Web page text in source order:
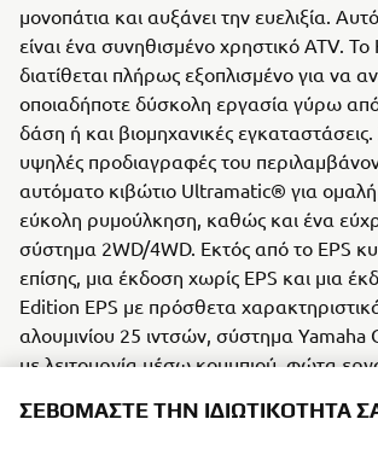
μονοπάτια και αυξάνει την ευελιξία.
είναι ένα συνηθισμένο χρηστικό ATV.
διατίθεται πλήρως εξοπλισμένο για να
οποιαδήποτε δύσκολη εργασία γύρω
δάση ή και βιομηχανικές εγκαταστάσεις.
υψηλές προδιαγραφές του
αυτόματο κιβώτιο Ultramatic® για ομαλή
εύκολη ρυμούλκηση, καθώς και ένα
σύστημα 2WD/4WD. Εκτός από το EPS
επίσης, μια έκδοση χωρίς EPS και μια
Edition EPS με πρόσθετα
αλουμινίου 25 ιντσών, σύστημα
με λειτουργία μέσω κουμπιού, φώτα
ψηφιακή πολλαπλών λειτουργιών οθόνη
ΣΕΒΌΜΑΣΤΕ ΤΗΝ ΙΔΙΩΤΙΚΌΤΗΤΆ